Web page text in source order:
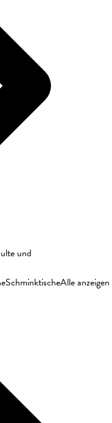
und
SchminktischeAlle anzeigen